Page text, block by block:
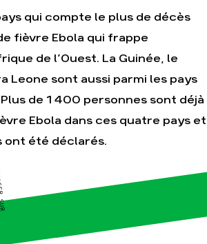
tout ou
les
Nos
thématiques
Climat – Énergie
Surproduction
Agriculture
Finance
qui compte le plus de décès
fièvre Ebola qui frappe
de l’Ouest. La Guinée, le
Leone sont aussi parmi les pays
de 1 400 personnes sont déjà
Ebola dans ces quatre pays et
ont été déclarés.
SUR